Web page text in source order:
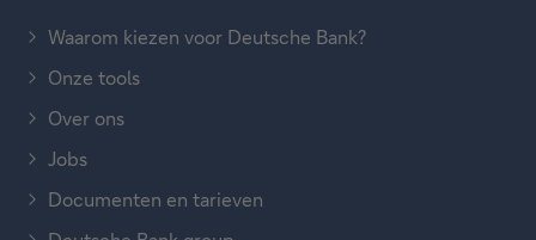
Waarom kiezen voor Deutsche Bank?
Onze tools
Over ons
Jobs
Documenten en tarieven